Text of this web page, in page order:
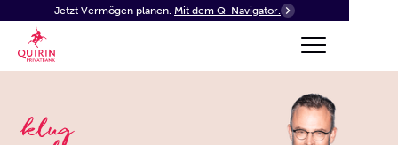
Jetzt Vermögen planen. Mit dem Q-Navigator.